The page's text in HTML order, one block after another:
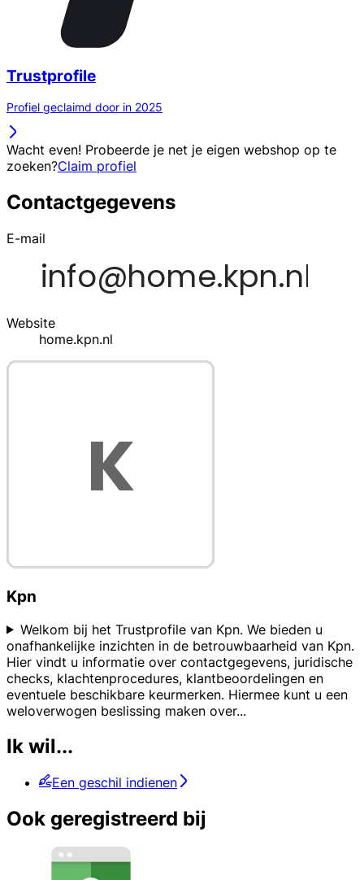
Trustprofile
Profiel geclaimd door in 2025
Wacht even! Probeerde je net je eigen webshop op te
zoeken?Claim profiel
Contactgegevens
E-mail
Website
home.kpn.nl
Kpn
Welkom bij het Trustprofile van Kpn. We bieden u
onafhankelijke inzichten in de betrouwbaarheid van Kpn.
Hier vindt u informatie over contactgegevens, juridische
checks, klachtenprocedures, klantbeoordelingen en
eventuele beschikbare keurmerken. Hiermee kunt u een
weloverwogen beslissing maken over...
Ik wil...
Een geschil indienen
Ook geregistreerd bij